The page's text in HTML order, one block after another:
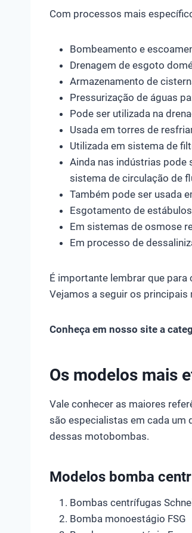
Com processos mais
Bombeamento e
Drenagem de esgoto
Armazenamento de
Pressurização de águas
Pode ser utilizada na
Usada em torres de
Utilizada em sistema de
Ainda nas indústrias pode
sistema de circulação de
Também pode ser usada
Esgotamento de estábulos
Em sistemas de osmose
Em processo de
É importante lembrar que
Vejamos a seguir os principais
Conheça em nosso site a
Os modelos mais
Vale conhecer as maiores
são especialistas em cada um
dessas motobombas.
Modelos bomba
Bombas centrífugas
Bomba monoestágio FSG